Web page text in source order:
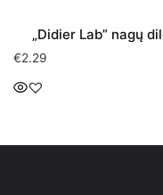
„Didier Lab” nagų
€2.29